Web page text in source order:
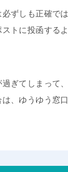
ずしも正確で
トに投函する
ぎてしまって
、ゆうゆう窓